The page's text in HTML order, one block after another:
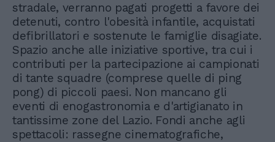
stradale, verranno pagati progetti a favore dei
detenuti, contro l'obesità infantile, acquistati
defibrillatori e sostenute le famiglie disagiate.
Spazio anche alle iniziative sportive, tra cui i
contributi per la partecipazione ai campionati
di tante squadre (comprese quelle di ping
pong) di piccoli paesi. Non mancano gli
eventi di enogastronomia e d'artigianato in
tantissime zone del Lazio. Fondi anche agli
spettacoli: rassegne cinematografiche,